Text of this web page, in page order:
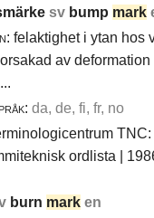
sv bump mark
felaktighet i ytan hos
av deformation
da, de, fi, fr, no
ordlista |
burn mark en